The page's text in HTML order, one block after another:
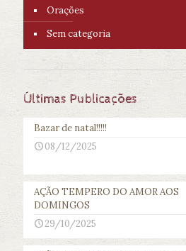
Orações
Sem categoria
Últimas Publicações
Bazar de natal!!!!!
08/12/2025
AÇÃO TEMPERO DO AMOR AOS
DOMINGOS
29/10/2025